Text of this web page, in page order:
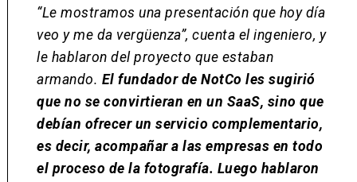
“Le mostramos una presentación que hoy día
veo y me da vergüenza”, cuenta el ingeniero, y
le hablaron del proyecto que estaban
armando. El fundador de NotCo les sugirió
que no se convirtieran en un SaaS, sino que
debían ofrecer un servicio complementario,
es decir, acompañar a las empresas en todo
el proceso de la fotografía. Luego hablaron